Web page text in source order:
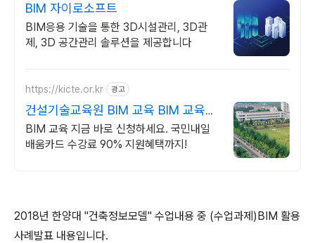
BIM 자이로소프트
BIM응용 기술을 통한 3D시설관리, 3D관
제, 3D 공간관리 솔루션을 제공합니다
https://kicte.or.kr 광고
건설기술교육원 BIM 교육 BIM 교육신
청
BIM 교육 지금 바로 신청하세요. 국민내일
배움카드 수강료 90% 지원혜택까지!
2018년 한양대 "건축정보모델" 수업내용 중 (수업과제)BIM 활용
사례발표 내용입니다.